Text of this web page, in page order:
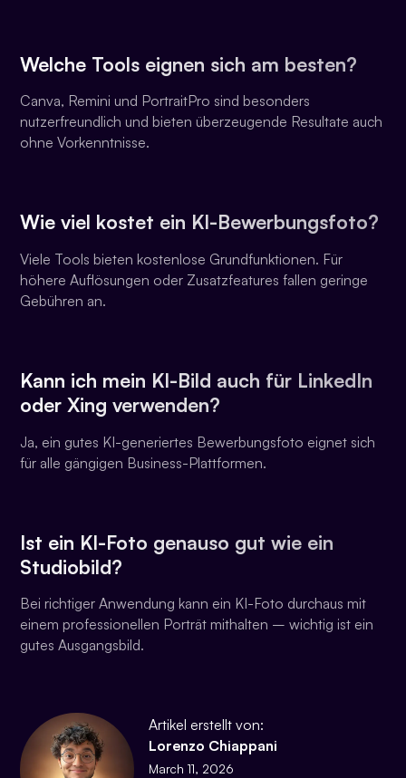
Welche Tools eignen sich am besten?
Canva, Remini und PortraitPro sind besonders
nutzerfreundlich und bieten überzeugende Resultate auch
ohne Vorkenntnisse.
Wie viel kostet ein KI-Bewerbungsfoto?
Viele Tools bieten kostenlose Grundfunktionen. Für
höhere Auflösungen oder Zusatzfeatures fallen geringe
Gebühren an.
Kann ich mein KI-Bild auch für LinkedIn
oder Xing verwenden?
Ja, ein gutes KI-generiertes Bewerbungsfoto eignet sich
für alle gängigen Business-Plattformen.
Ist ein KI-Foto genauso gut wie ein
Studiobild?
Bei richtiger Anwendung kann ein KI-Foto durchaus mit
einem professionellen Porträt mithalten – wichtig ist ein
gutes Ausgangsbild.
Artikel erstellt von:
Lorenzo Chiappani
March 11, 2026